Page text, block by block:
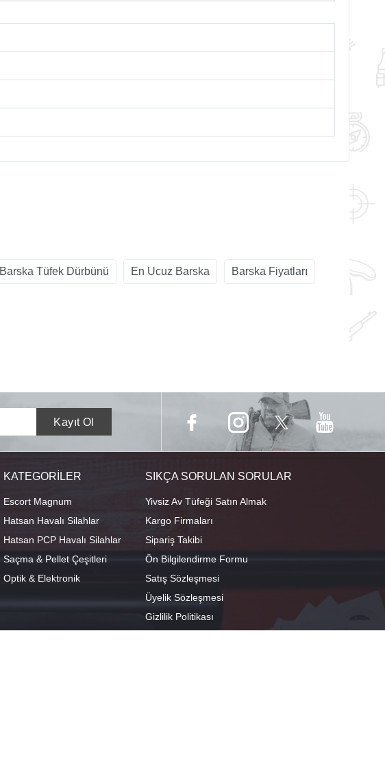
Barska Tüfek Dürbünü En Ucuz Barska Barska Fiyatları
KATEGORİLER
Escort Magnum
Hatsan Havalı Silahlar
Hatsan PCP Havalı Silahlar
Saçma & Pellet Çeşitleri
Optik & Elektronik
SIKÇA SORULAN SORULAR
Yivsiz Av Tüfeği Satın Almak
Kargo Firmaları
Sipariş Takibi
Ön Bilgilendirme Formu
Satış Sözleşmesi
Üyelik Sözleşmesi
Gizlilik Politikası